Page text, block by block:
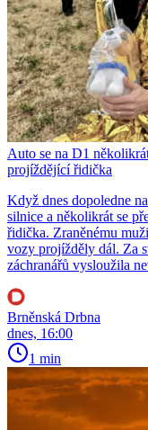
Auto se na D1
projíždějící řidička
Když dnes dopoledne
silnice a několikrát se
řidička. Zraněnému
vozy projížděly dál. Za
záchranářů vysloužila
Brněnská Drbna
dnes, 16:00
1 min